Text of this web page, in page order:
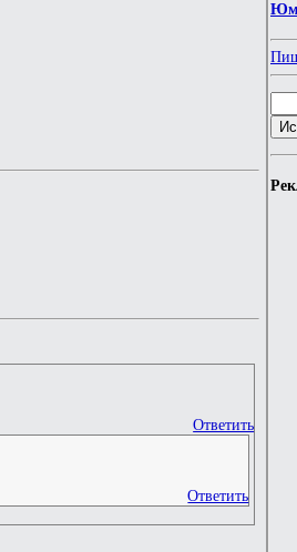
Ответить
Ответить